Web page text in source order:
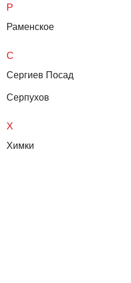
Р
Раменское
С
Сергиев Посад
Серпухов
Х
Химки